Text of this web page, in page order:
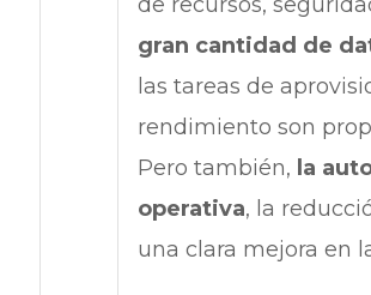
gran cantidad de
las tareas de
rendimiento son
Pero también, la
operativa, la
una clara mejora en